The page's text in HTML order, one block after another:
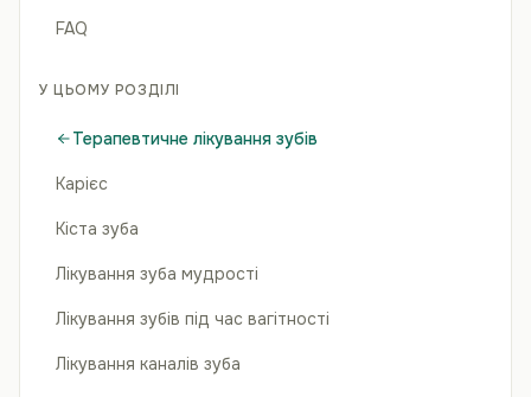
FAQ
У ЦЬОМУ РОЗДІЛІ
Терапевтичне лікування зубів
Карієс
Кіста зуба
Лікування зуба мудрості
Лікування зубів під час вагітності
Лікування каналів зуба